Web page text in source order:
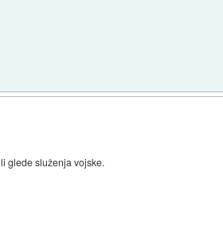
glede služenja vojske.